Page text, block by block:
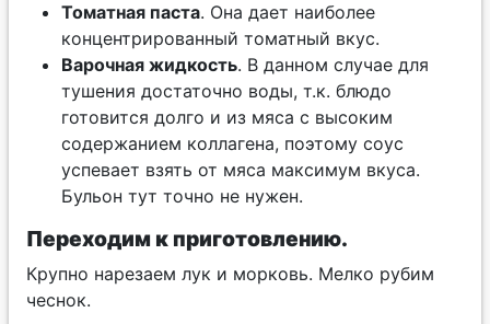
Томатная паста. Она дает наиболее
концентрированный томатный вкус.
Варочная жидкость. В данном случае для
тушения достаточно воды, т.к. блюдо
готовится долго и из мяса с высоким
содержанием коллагена, поэтому соус
успевает взять от мяса максимум вкуса.
Бульон тут точно не нужен.
Переходим к приготовлению.
Крупно нарезаем лук и морковь. Мелко рубим
чеснок.